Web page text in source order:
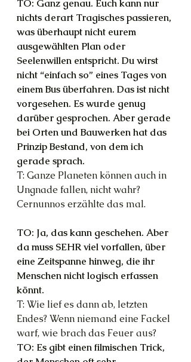
TO: Ganz genau. Euch kann nur
nichts derart Tragisches passieren,
was überhaupt nicht eurem
ausgewählten Plan oder
Seelenwillen entspricht. Du wirst
nicht “einfach so” eines Tages von
einem Bus überfahren. Das ist nicht
vorgesehen. Es wurde genug
darüber gesprochen. Aber gerade
bei Orten und Bauwerken hat das
Prinzip Bestand, von dem ich
gerade sprach.
T: Ganze Planeten können auch in
Ungnade fallen, nicht wahr?
Cernunnos erzählte das mal.
TO: Ja, das kann geschehen. Aber
da muss SEHR viel vorfallen, über
eine Zeitspanne hinweg, die ihr
Menschen nicht logisch erfassen
könnt.
T: Wie lief es dann ab, letzten
Endes? Wenn niemand eine Fackel
warf, wie brach das Feuer aus?
TO: Es gibt einen filmischen Trick,